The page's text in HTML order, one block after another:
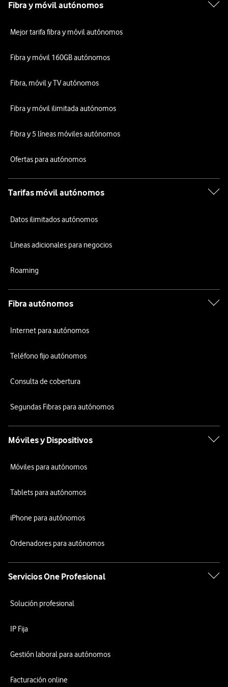
Fibra y móvil autónomos
Mejor tarifa fibra y móvil autónomos
Fibra y móvil 160GB autónomos
Fibra, móvil y TV autónomos
Fibra y móvil ilimitada autónomos
Fibra y 5 líneas móviles autónomos
Ofertas para autónomos
Tarifas móvil autónomos
Datos ilimitados autónomos
Líneas adicionales para negocios
Roaming
Fibra autónomos
Internet para autónomos
Teléfono fijo autónomos
Consulta de cobertura
Segundas Fibras para autónomos
Móviles y Dispositivos
Móviles para autónomos
Tablets para autónomos
iPhone para autónomos
Ordenadores para autónomos
Servicios One Profesional
Solución profesional
IP Fija
Gestión laboral para autónomos
Facturación online